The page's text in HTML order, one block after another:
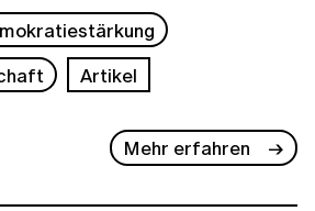
Artikel
Mehr erfahren